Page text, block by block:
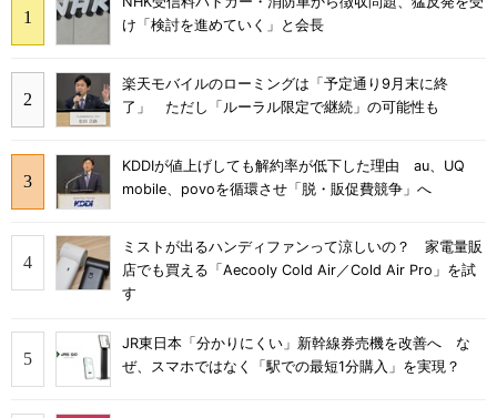
け「検討を進めていく」と会長
楽天モバイルのローミングは「予定通り9月末に終
了」 ただし「ルーラル限定で継続」の可能性も
KDDIが値上げしても解約率が低下した理由 au、UQ
mobile、povoを循環させ「脱・販促費競争」へ
ミストが出るハンディファンって涼しいの？ 家電量販
店でも買える「Aecooly Cold Air／Cold Air Pro」を試
す
JR東日本「分かりにくい」新幹線券売機を改善へ な
ぜ、スマホではなく「駅での最短1分購入」を実現？